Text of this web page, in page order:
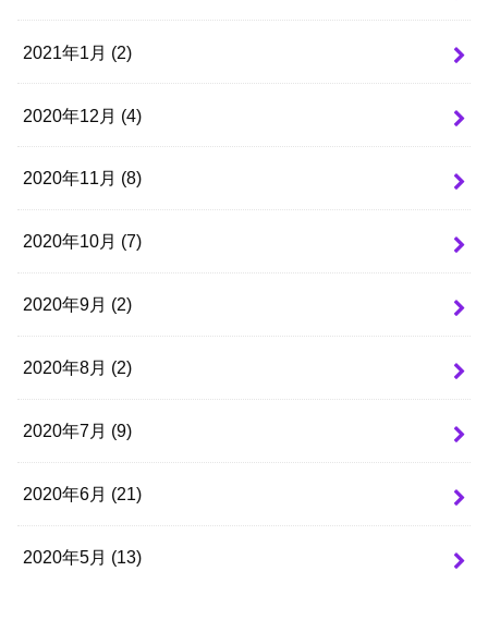
2021年1月 (2)
2020年12月 (4)
2020年11月 (8)
2020年10月 (7)
2020年9月 (2)
2020年8月 (2)
2020年7月 (9)
2020年6月 (21)
2020年5月 (13)